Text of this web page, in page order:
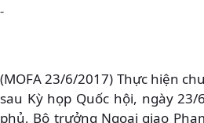
-
(MOFA 23/6/2017) Thực hiện
sau Kỳ họp Quốc hội, ngày
phủ, Bộ trưởng Ngoại giao